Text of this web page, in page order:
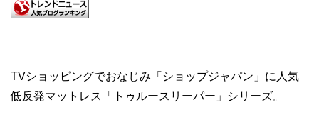
TVショッピングでおなじみ「ショップジャパン」に人気
低反発マットレス「トゥルースリーパー」シリーズ。